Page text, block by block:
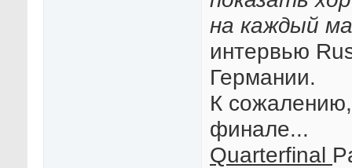
на каждый
интервью
Германии.
К
финале...
Quarterfinal